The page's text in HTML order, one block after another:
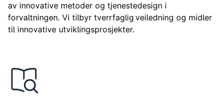
av innovative metoder og tjenestedesign i
forvaltningen. Vi tilbyr tverrfaglig veiledning og midler
til innovative utviklingsprosjekter.